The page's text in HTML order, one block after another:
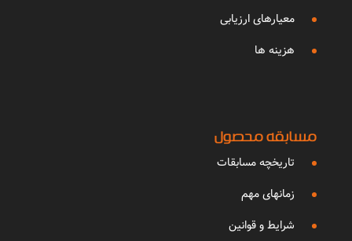
معیارهای ارزیابی
هزینه ها
مسابقه محصول
تاریخچه مسابقات
زمانهای مهم
شرایط و قوانین